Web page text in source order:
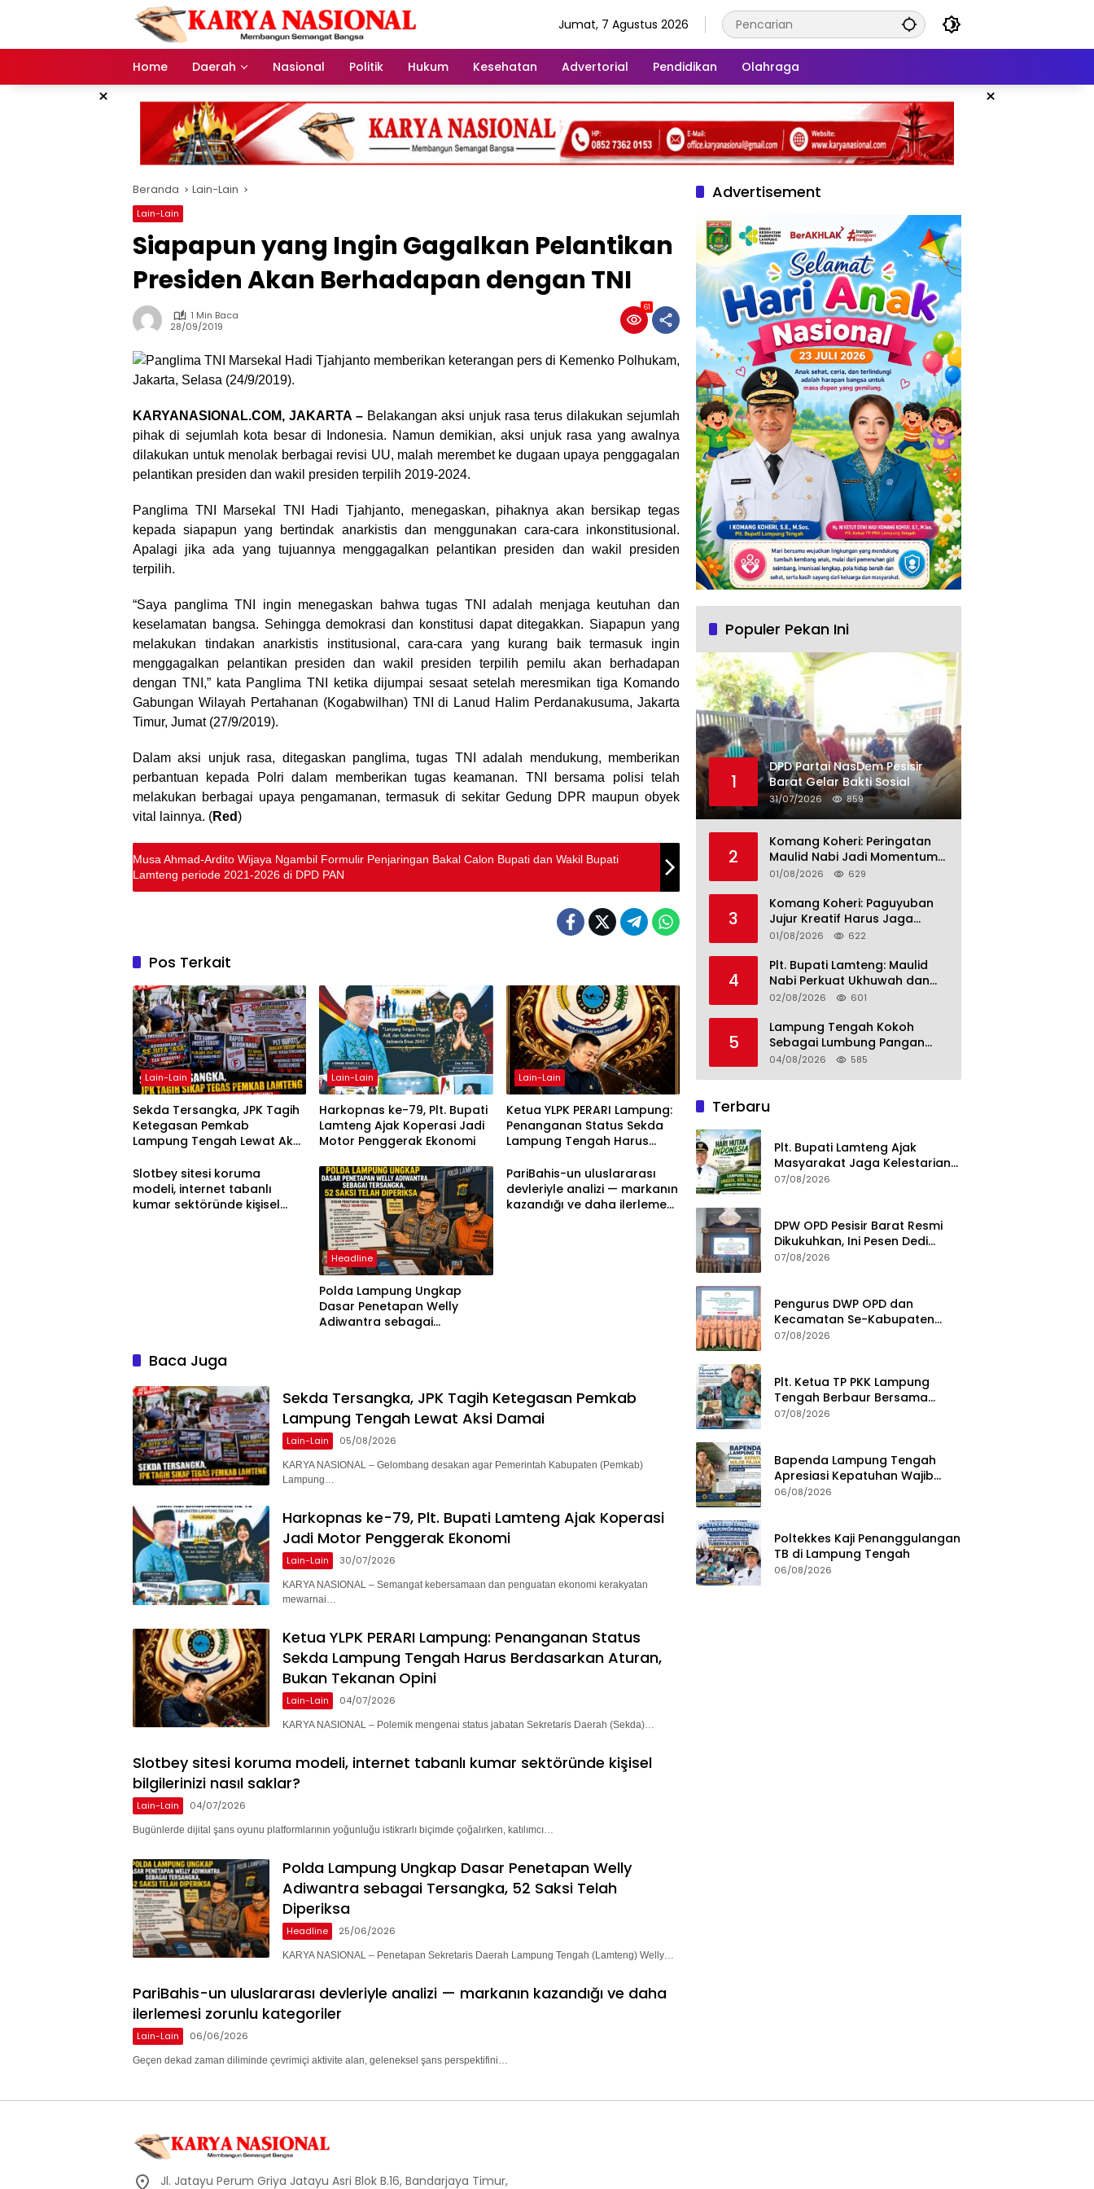
Jumat, 7 Agustus 2026
Home Daerah Nasional Politik Hukum Kesehatan Advertorial Pendidikan Olahraga
× ×
Beranda Lain-Lain
Lain-Lain
Siapapun yang Ingin Gagalkan Pelantikan
Presiden Akan Berhadapan dengan TNI
1 Min Baca
28/09/2019
61
KARYANASIONAL.COM, JAKARTA – Belakangan aksi unjuk rasa terus dilakukan sejumlah
pihak di sejumlah kota besar di Indonesia. Namun demikian, aksi unjuk rasa yang awalnya
dilakukan untuk menolak berbagai revisi UU, malah merembet ke dugaan upaya penggagalan
pelantikan presiden dan wakil presiden terpilih 2019-2024.
Panglima TNI Marsekal TNI Hadi Tjahjanto, menegaskan, pihaknya akan bersikap tegas
kepada siapapun yang bertindak anarkistis dan menggunakan cara-cara inkonstitusional.
Apalagi jika ada yang tujuannya menggagalkan pelantikan presiden dan wakil presiden
terpilih.
“Saya panglima TNI ingin menegaskan bahwa tugas TNI adalah menjaga keutuhan dan
keselamatan bangsa. Sehingga demokrasi dan konstitusi dapat ditegakkan. Siapapun yang
melakukan tindakan anarkistis institusional, cara-cara yang kurang baik termasuk ingin
menggagalkan pelantikan presiden dan wakil presiden terpilih pemilu akan berhadapan
dengan TNI,” kata Panglima TNI ketika dijumpai sesaat setelah meresmikan tiga Komando
Gabungan Wilayah Pertahanan (Kogabwilhan) TNI di Lanud Halim Perdanakusuma, Jakarta
Timur, Jumat (27/9/2019).
Dalam aksi unjuk rasa, ditegaskan panglima, tugas TNI adalah mendukung, memberikan
perbantuan kepada Polri dalam memberikan tugas keamanan. TNI bersama polisi telah
melakukan berbagai upaya pengamanan, termasuk di sekitar Gedung DPR maupun obyek
vital lainnya. (Red)
Musa Ahmad-Ardito Wijaya Ngambil Formulir Penjaringan Bakal Calon Bupati dan Wakil Bupati
Lamteng periode 2021-2026 di DPD PAN
Pos Terkait
Lain-Lain
Sekda Tersangka, JPK Tagih
Ketegasan Pemkab
Lampung Tengah Lewat Aksi
Lain-Lain
Harkopnas ke-79, Plt. Bupati
Lamteng Ajak Koperasi Jadi
Motor Penggerak Ekonomi
Lain-Lain
Ketua YLPK PERARI Lampung:
Penanganan Status Sekda
Lampung Tengah Harus
Tekanan Opini
Slotbey sitesi koruma
modeli, internet tabanlı
kumar sektöründe kişisel
Headline
Polda Lampung Ungkap
Dasar Penetapan Welly
Adiwantra sebagai
PariBahis-un uluslararası
devleriyle analizi — markanın
kazandığı ve daha ilerlemesi
Baca Juga
Sekda Tersangka, JPK Tagih Ketegasan Pemkab
Lampung Tengah Lewat Aksi Damai
Lain-Lain 05/08/2026
KARYA NASIONAL – Gelombang desakan agar Pemerintah Kabupaten (Pemkab)
Lampung…
Harkopnas ke-79, Plt. Bupati Lamteng Ajak Koperasi
Jadi Motor Penggerak Ekonomi
Lain-Lain 30/07/2026
KARYA NASIONAL – Semangat kebersamaan dan penguatan ekonomi kerakyatan
mewarnai…
Ketua YLPK PERARI Lampung: Penanganan Status
Sekda Lampung Tengah Harus Berdasarkan Aturan,
Bukan Tekanan Opini
Lain-Lain 04/07/2026
KARYA NASIONAL – Polemik mengenai status jabatan Sekretaris Daerah (Sekda)…
Slotbey sitesi koruma modeli, internet tabanlı kumar sektöründe kişisel
bilgilerinizi nasıl saklar?
Lain-Lain 04/07/2026
Bugünlerde dijital şans oyunu platformlarının yoğunluğu istikrarlı biçimde çoğalırken, katılımcı…
Polda Lampung Ungkap Dasar Penetapan Welly
Adiwantra sebagai Tersangka, 52 Saksi Telah
Diperiksa
Headline 25/06/2026
KARYA NASIONAL – Penetapan Sekretaris Daerah Lampung Tengah (Lamteng) Welly…
PariBahis-un uluslararası devleriyle analizi — markanın kazandığı ve daha
ilerlemesi zorunlu kategoriler
Lain-Lain 06/06/2026
Geçen dekad zaman diliminde çevrimiçi aktivite alan, geleneksel şans perspektifini…
Advertisement
Populer Pekan Ini
1
DPD Partai NasDem Pesisir
Barat Gelar Bakti Sosial
31/07/2026 859
2
Komang Koheri: Peringatan
Maulid Nabi Jadi Momentum
Perkuat Ukhuwah Umat di
01/08/2026 629
3
Komang Koheri: Paguyuban
Jujur Kreatif Harus Jaga
Persatuan untuk Kemajuan
01/08/2026 622
4
Plt. Bupati Lamteng: Maulid
Nabi Perkuat Ukhuwah dan
Jaga Kerukunan Umat
02/08/2026 601
5
Lampung Tengah Kokoh
Sebagai Lumbung Pangan
dan Kekuatan Perkebunan
Fondasi Menuju Indonesia
04/08/2026 585
Terbaru
Plt. Bupati Lamteng Ajak
Masyarakat Jaga Kelestarian
Alam pada Peringatan Hari
07/08/2026
DPW OPD Pesisir Barat Resmi
Dikukuhkan, Ini Pesen Dedi
Irawan
07/08/2026
Pengurus DWP OPD dan
Kecamatan Se-Kabupaten
Pesisir Barat Resmi Dikukuhkan
07/08/2026
Plt. Ketua TP PKK Lampung
Tengah Berbaur Bersama
Anak-anak di PT GGP
07/08/2026
Bapenda Lampung Tengah
Apresiasi Kepatuhan Wajib
Pajak, Siapkan Pengawasan
06/08/2026
Poltekkes Kaji Penanggulangan
TB di Lampung Tengah
06/08/2026
Jl. Jatayu Perum Griya Jatayu Asri Blok B.16, Bandarjaya Timur,